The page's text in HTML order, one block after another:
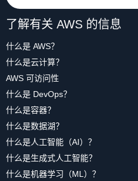
了解有关 AWS 的信息
什么是 AWS？
什么是云计算？
AWS 可访问性
什么是 DevOps？
什么是容器？
什么是数据湖？
什么是人工智能（AI）？
什么是生成式人工智能？
什么是机器学习（ML）？